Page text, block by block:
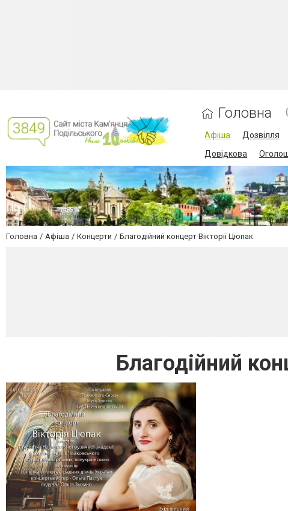
Головна
Афіша Дозвілля
Довідкова
Головна Афіша Концерти Благодійний концерт Вікторії Цюпак
Благодійний